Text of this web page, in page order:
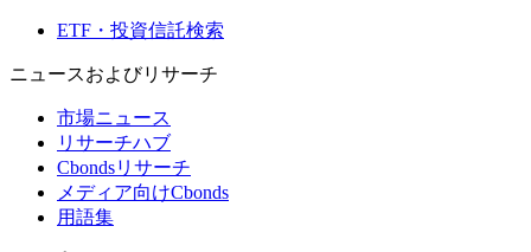
ETF・投資信託検索
ニュースおよびリサーチ
市場ニュース
リサーチハブ
Cbondsリサーチ
メディア向けCbonds
用語集